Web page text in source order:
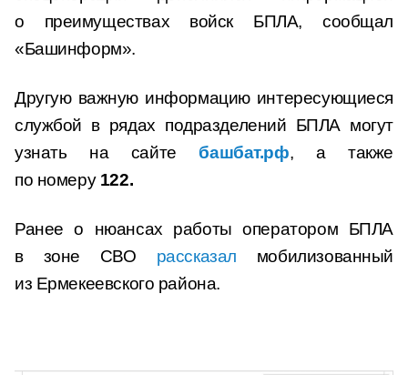
о преимуществах войск БПЛА, сообщал
«Башинформ».
Другую важную информацию интересующиеся
службой в рядах подразделений БПЛА могут
узнать на сайтебашбат.рф, а также
по номеру 122.
Ранее о нюансах работы оператором БПЛА
в зоне СВО рассказал мобилизованный
из Ермекеевского района.